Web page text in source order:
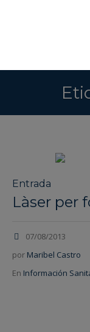
Entrada
Làser per
07/08/2013
por Maribel Castro
En Información